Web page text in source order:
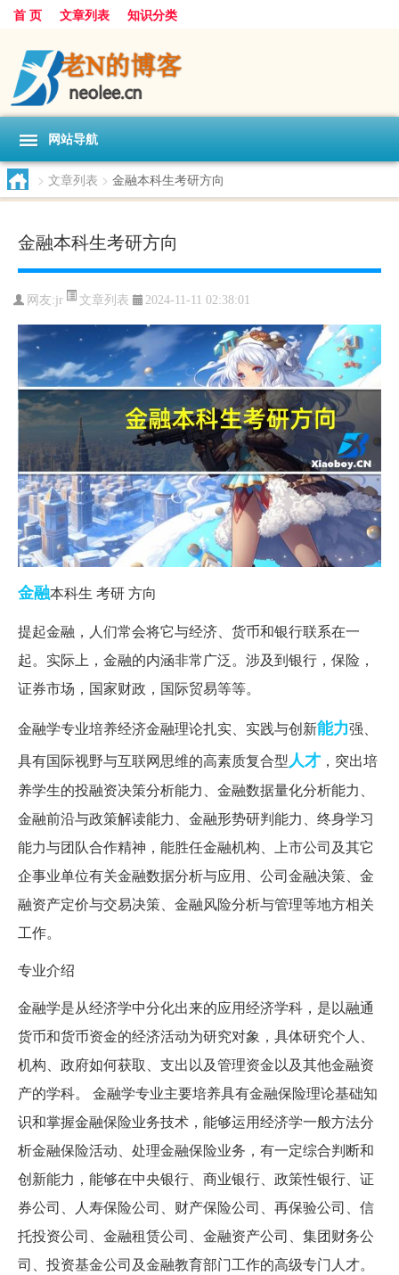
首 页 文章列表 知识分类
网站导航
> 文章列表 > 金融本科生考研方向
金融本科生考研方向
网友:jr 文章列表 2024-11-11 02:38:01
金融本科生 考研 方向
提起金融，人们常会将它与经济、货币和银行联系在一
起。实际上，金融的内涵非常广泛。涉及到银行，保险，
证券市场，国家财政，国际贸易等等。
金融学专业培养经济金融理论扎实、实践与创新能力强、
具有国际视野与互联网思维的高素质复合型人才 ，突出培
养学生的投融资决策分析能力、金融数据量化分析能力、
金融前沿与政策解读能力、金融形势研判能力、终身学习
能力与团队合作精神，能胜任金融机构、上市公司及其它
企事业单位有关金融数据分析与应用、公司金融决策、金
融资产定价与交易决策、金融风险分析与管理等地方相关
工作。
专业介绍
金融学是从经济学中分化出来的应用经济学科，是以融通
货币和货币资金的经济活动为研究对象，具体研究个人、
机构、政府如何获取、支出以及管理资金以及其他金融资
产的学科。 金融学专业主要培养具有金融保险理论基础知
识和掌握金融保险业务技术，能够运用经济学一般方法分
析金融保险活动、处理金融保险业务，有一定综合判断和
创新能力，能够在中央银行、商业银行、政策性银行、证
券公司、人寿保险公司、财产保险公司、再保验公司、信
托投资公司、金融租赁公司、金融资产公司、集团财务公
司、投资基金公司及金融教育部门工作的高级专门人才。